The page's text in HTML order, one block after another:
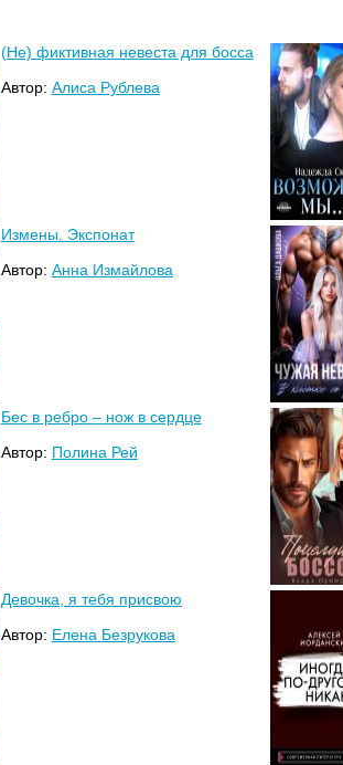
(Не) фиктивная невеста для босса
Автор: Алиса Рублева
Измены. Экспонат
Автор: Анна Измайлова
Бес в ребро – нож в сердце
Автор: Полина Рей
Девочка, я тебя присвою
Автор: Елена Безрукова